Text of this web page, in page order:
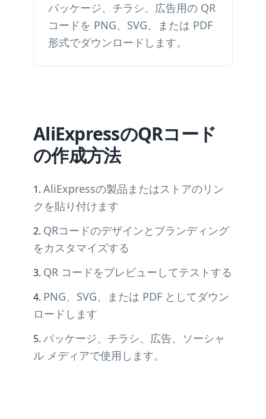
パッケージ、チラシ、広告用の QR
コードを PNG、SVG、または PDF
形式でダウンロードします。
AliExpressのQRコード
の作成方法
AliExpressの製品またはストアのリン
クを貼り付けます
QRコードのデザインとブランディング
をカスタマイズする
QR コードをプレビューしてテストする
PNG、SVG、または PDF としてダウン
ロードします
パッケージ、チラシ、広告、ソーシャ
ル メディアで使用します。